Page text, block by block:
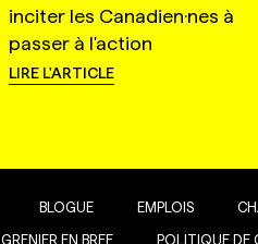
inciter les Canadien·nes à
passer à l'action
LIRE L'ARTICLE
BLOGUE EMPLOIS
GRENIER EN BREF POLITIQUE DE